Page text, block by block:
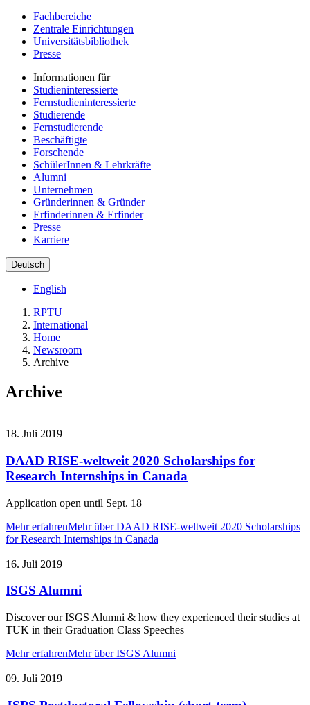
Fachbereiche
Zentrale Einrichtungen
Universitätsbibliothek
Presse
Informationen für
Studieninteressierte
Fernstudieninteressierte
Studierende
Fernstudierende
Beschäftigte
Forschende
SchülerInnen & Lehrkräfte
Alumni
Unternehmen
Gründerinnen & Gründer
Erfinderinnen & Erfinder
Presse
Karriere
Deutsch
English
RPTU
International
Home
Newsroom
Archive
Archive
18. Juli 2019
DAAD RISE-weltweit 2020 Scholarships for
Research Internships in Canada
Application open until Sept. 18
Mehr erfahrenMehr über DAAD RISE-weltweit 2020 Scholarships
for Research Internships in Canada
16. Juli 2019
ISGS Alumni
Discover our ISGS Alumni & how they experienced their studies at
TUK in their Graduation Class Speeches
Mehr erfahrenMehr über ISGS Alumni
09. Juli 2019